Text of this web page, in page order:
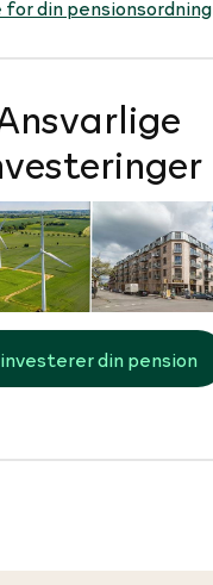
din pensionsordning
din pension